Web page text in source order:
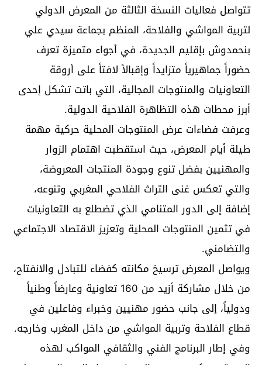
تتواصل فعاليات النسخة الثالثة من المعرض الدولي
لتربية المواشي والفلاحة، المنظم بجماعة سيدي علي
بنحمدوش بإقليم الجديدة، في أجواء متميزة تعرف
حضوراً جماهيرياً متزايداً وإقبالاً لافتاً على أروقة
التعاونيات والمنتوجات المجالية، التي باتت تشكل إحدى
أبرز محطات هذه التظاهرة الفلاحية الدولية.
وعرفت فضاءات عرض المنتوجات المحلية حركية مهمة
طيلة أيام المعرض، حيث استقطبت اهتمام الزوار
والمهنيين بفضل تنوع وجودة المنتجات المعروضة،
والتي تعكس غنى التراث الفلاحي المغربي وتنوعه،
إضافة إلى الدور المتنامي الذي تضطلع به التعاونيات
في تثمين المنتوجات المحلية وتعزيز الاقتصاد الاجتماعي
والتضامني.
ويواصل المعرض ترسيخ مكانته كفضاء للتبادل والانفتاح،
من خلال مشاركة أزيد من 160 تعاونية وعارضاً وطنياً
ودولياً، إلى جانب حضور مهنيين وخبراء وفاعلين في
قطاع الفلاحة وتربية المواشي من داخل المغرب وخارجه.
وفي إطار البرنامج الفني والثقافي المواكب لهذه